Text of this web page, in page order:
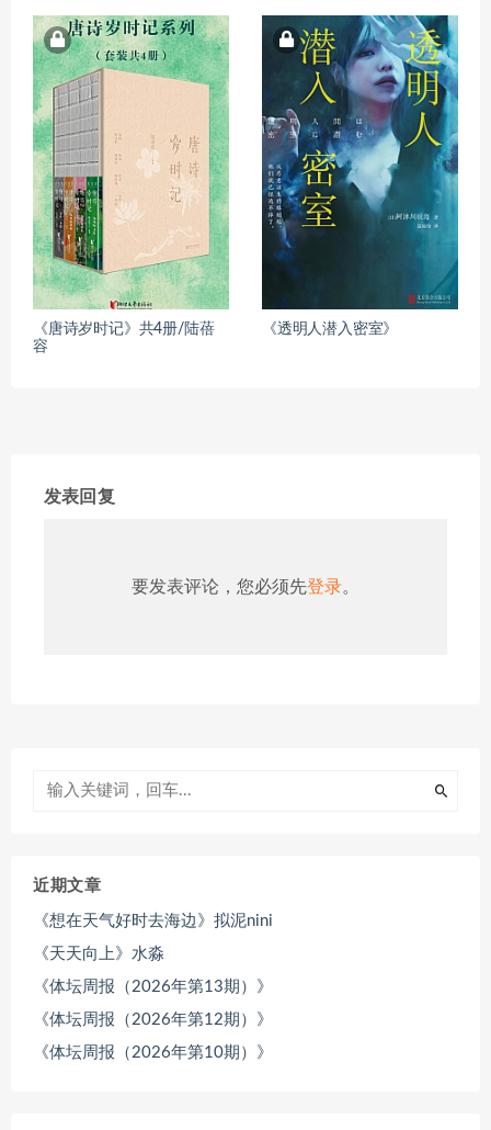
《唐诗岁时记》共4册/陆蓓
容
《透明人潜入密室》
发表回复
要发表评论，您必须先登录。
近期文章
《想在天气好时去海边》拟泥nini
《天天向上》水淼
《体坛周报（2026年第13期）》
《体坛周报（2026年第12期）》
《体坛周报（2026年第10期）》